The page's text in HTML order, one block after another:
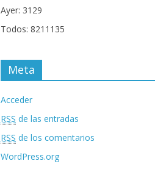
Ayer: 3129
Todos: 8211135
Meta
Acceder
RSS de las entradas
RSS de los comentarios
WordPress.org